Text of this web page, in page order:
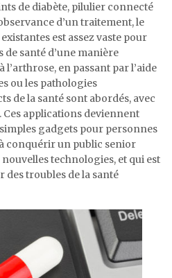
de diabète, pilulier connecté
d’un traitement, le
est assez vaste pour
santé d’une manière
l’arthrose, en passant par l’aide
ou les pathologies
de la santé sont abordés, avec
applications deviennent
gadgets pour personnes
conquérir un public senior
nouvelles technologies, et qui est
troubles de la santé